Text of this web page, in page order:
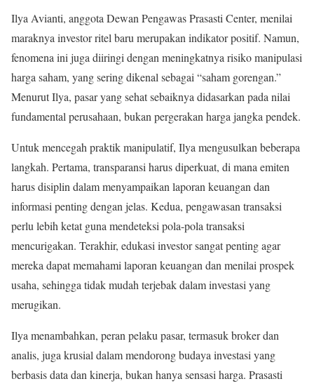
Ilya Avianti, anggota Dewan Pengawas Prasasti Center, menilai
maraknya investor ritel baru merupakan indikator positif. Namun,
fenomena ini juga diiringi dengan meningkatnya risiko manipulasi
harga saham, yang sering dikenal sebagai “saham gorengan.”
Menurut Ilya, pasar yang sehat sebaiknya didasarkan pada nilai
fundamental perusahaan, bukan pergerakan harga jangka pendek.
Untuk mencegah praktik manipulatif, Ilya mengusulkan beberapa
langkah. Pertama, transparansi harus diperkuat, di mana emiten
harus disiplin dalam menyampaikan laporan keuangan dan
informasi penting dengan jelas. Kedua, pengawasan transaksi
perlu lebih ketat guna mendeteksi pola-pola transaksi
mencurigakan. Terakhir, edukasi investor sangat penting agar
mereka dapat memahami laporan keuangan dan menilai prospek
usaha, sehingga tidak mudah terjebak dalam investasi yang
merugikan.
Ilya menambahkan, peran pelaku pasar, termasuk broker dan
analis, juga krusial dalam mendorong budaya investasi yang
berbasis data dan kinerja, bukan hanya sensasi harga. Prasasti